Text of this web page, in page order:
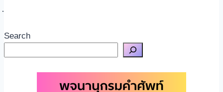
Search